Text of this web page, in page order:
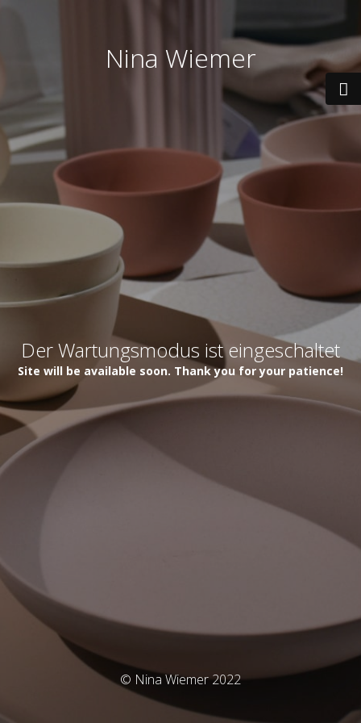
Nina Wiemer
Der Wartungsmodus ist eingeschaltet
Site will be available soon. Thank you for your patience!
© Nina Wiemer 2022